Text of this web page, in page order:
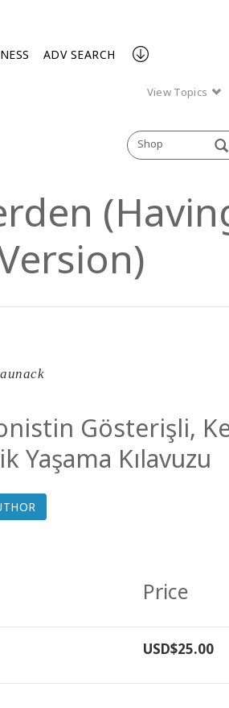
ADV SEARCH
View Topics
Shop
Gösterişli,
Yaşama Kılavuzu
Price
USD$25.00